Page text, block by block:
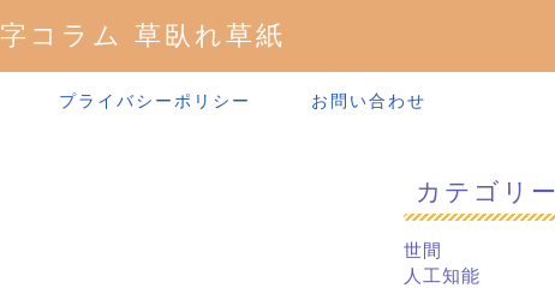
コラム 草臥れ草紙
プライバシーポリシー お問い合わせ
カテゴリー
世間
人工知能